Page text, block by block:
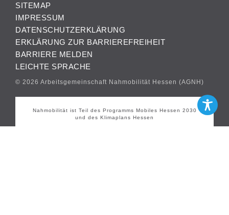
SITEMAP
IMPRESSUM
DATENSCHUTZERKLÄRUNG
ERKLÄRUNG ZUR BARRIEREFREIHEIT
BARRIERE MELDEN
LEICHTE SPRACHE
© 2026 Arbeitsgemeinschaft Nahmobilität Hessen (AGNH)
Nahmobilität ist Teil des Programms Mobiles Hessen 2030
und des Klimaplans Hessen